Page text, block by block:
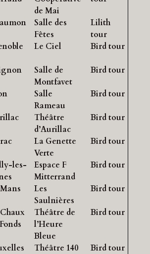
de Mai
Salle des
Fêtes
Lilith
tour
Le Ciel Bird tour
Salle de
Montfavet
Bird tour
Salle
Rameau
Bird tour
Théâtre
d’Aurillac
Bird tour
La Genette
Verte
Bird tour
les-
Espace F
Mitterrand
Bird tour
Les
Saulnières
Bird tour
Théâtre de
l’Heure
Bleue
Bird tour
Théâtre 140 Bird tour